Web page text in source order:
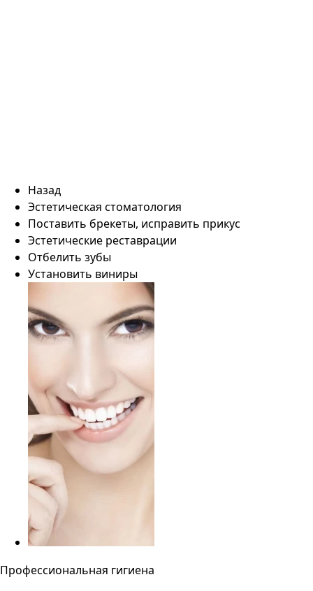
Назад
Эстетическая стоматология
Поставить брекеты, исправить прикус
Эстетические реставрации
Отбелить зубы
Установить виниры
Профессиональная гигиена